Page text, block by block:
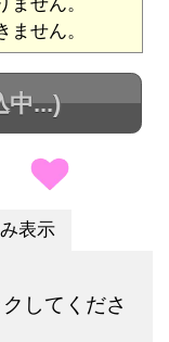
せん。
中...)
表示
してくださ